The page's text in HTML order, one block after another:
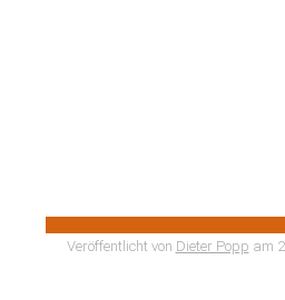
Veröffentlicht von Dieter Popp am